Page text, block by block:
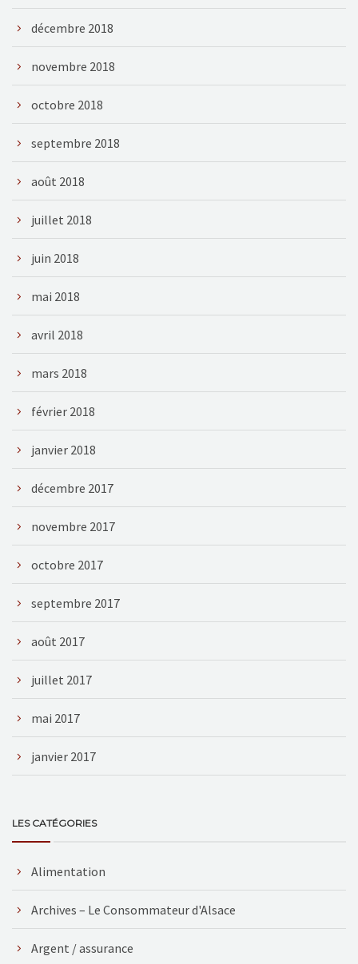
décembre 2018
novembre 2018
octobre 2018
septembre 2018
août 2018
juillet 2018
juin 2018
mai 2018
avril 2018
mars 2018
février 2018
janvier 2018
décembre 2017
novembre 2017
octobre 2017
septembre 2017
août 2017
juillet 2017
mai 2017
janvier 2017
LES CATÉGORIES
Alimentation
Archives – Le Consommateur d'Alsace
Argent / assurance